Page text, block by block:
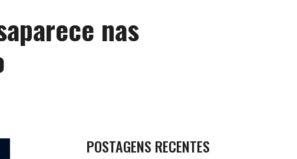
nas
POSTAGENS RECENTES